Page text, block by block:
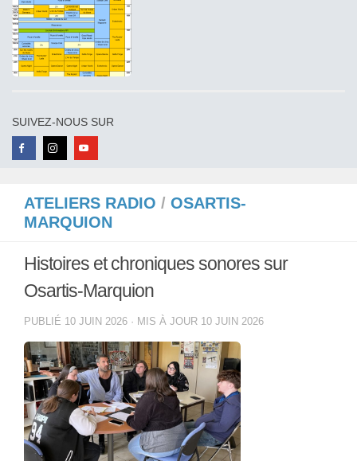
ATELIERS RADIO / OSARTIS-
MARQUION
Histoires et chroniques sonores sur
Osartis-Marquion
PUBLIÉ 10 JUIN 2026 · MIS À JOUR 10 JUIN 2026
SUIVEZ-NOUS SUR